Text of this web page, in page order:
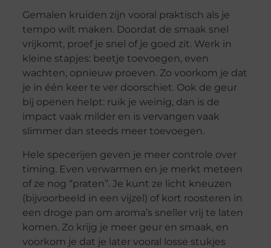
Gemalen kruiden zijn vooral praktisch als je
tempo wilt maken. Doordat de smaak snel
vrijkomt, proef je snel of je goed zit. Werk in
kleine stapjes: beetje toevoegen, even
wachten, opnieuw proeven. Zo voorkom je dat
je in één keer te ver doorschiet. Ook de geur
bij openen helpt: ruik je weinig, dan is de
impact vaak milder en is vervangen vaak
slimmer dan steeds meer toevoegen.
Hele specerijen geven je meer controle over
timing. Even verwarmen en je merkt meteen
of ze nog “praten”. Je kunt ze licht kneuzen
(bijvoorbeeld in een vijzel) of kort roosteren in
een droge pan om aroma’s sneller vrij te laten
komen. Zo krijg je meer geur en smaak, en
voorkom je dat je later vooral losse stukjes